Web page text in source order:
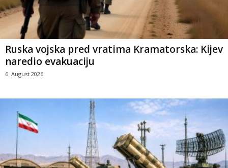
Ruska vojska pred vratima Kramatorska: Kijev
naredio evakuaciju
6. August 2026.